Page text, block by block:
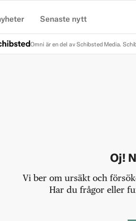
Senaste nytt
Omni är en del av Schibsted Media.
Oj!
Vi ber om ursäkt och
Har du frågor eller